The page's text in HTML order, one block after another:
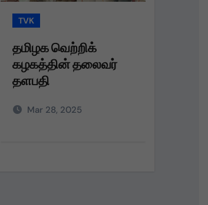
TVK
தமிழக வெற்றிக்
கழகத்தின் தலைவர்
தளபதி அவர்களின்
Mar 28, 2025